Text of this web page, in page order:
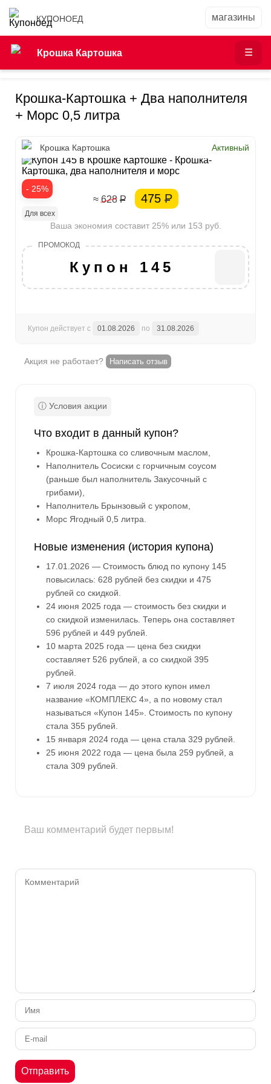
КУПОНОЕД
Крошка Картошка
Крошка-Картошка + Два наполнителя
+ Морс 0,5 литра
- 25%
Крошка Картошка Активный
≈ 628 Р 475 Р
Ваша экономия составит 25% или 153 руб.
Купон 145
Для всех
Купон действует с 01.08.2026 по 31.08.2026
Акция не работает? Написать отзыв
Что входит в данный купон?
Крошка-Картошка со сливочным маслом,
Наполнитель Сосиски с горчичным соусом
(раньше был наполнитель Закусочный с
грибами),
Наполнитель Брынзовый с укропом,
Морс Ягодный 0,5 литра.
Новые изменения (история купона)
17.01.2026 — Стоимость блюд по купону 145
повысилась: 628 рублей без скидки и 475
рублей со скидкой.
24 июня 2025 года — стоимость без скидки и
со скидкой изменилась. Теперь она составляет
596 рублей и 449 рублей.
10 марта 2025 года — цена без скидки
составляет 526 рублей, а со скидкой 395
рублей.
7 июля 2024 года — до этого купон имел
название «КОМПЛЕКС 4», а по новому стал
называться «Купон 145». Стоимость по купону
стала 355 рублей.
15 января 2024 года — цена стала 329 рублей.
25 июня 2022 года — цена была 259 рублей, а
стала 309 рублей.
Ваш комментарий будет первым!